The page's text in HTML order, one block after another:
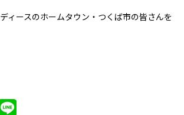
ィースのホームタウン・つくば市の皆さんを